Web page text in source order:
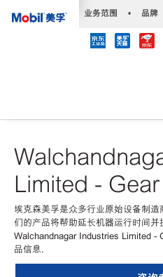
业务范围 • 品牌
Limited -
埃克森美孚是众多行业原始设备制
们的产品将帮助延长机器运行时间
Walchandnagar Industries Limited -
品信息.